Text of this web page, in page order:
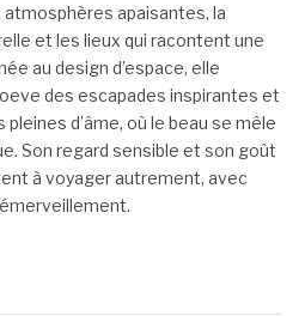
atmosphères apaisantes, la
et les lieux qui racontent une
au design d’espace, elle
des escapades inspirantes et
d’âme, où le beau se mêle
Son regard sensible et son goût
à voyager autrement, avec